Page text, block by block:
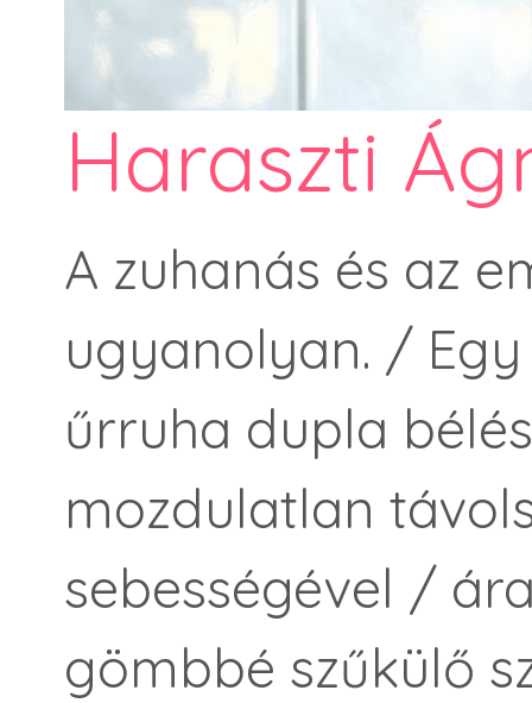
Haraszti
A zuhanás és az
ugyanolyan. /
űrruha dupla
mozdulatlan
sebességével /
gömbbé szűkülő